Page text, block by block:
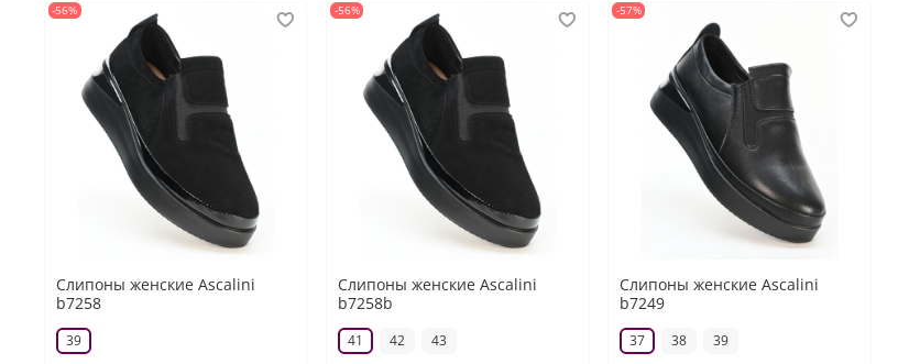
-56%
Слипоны женские Ascalini
b7258
39
-56%
Слипоны женские Ascalini
b7258b
41 42 43
-57%
Слипоны женские Ascalini
b7249
37 38 39